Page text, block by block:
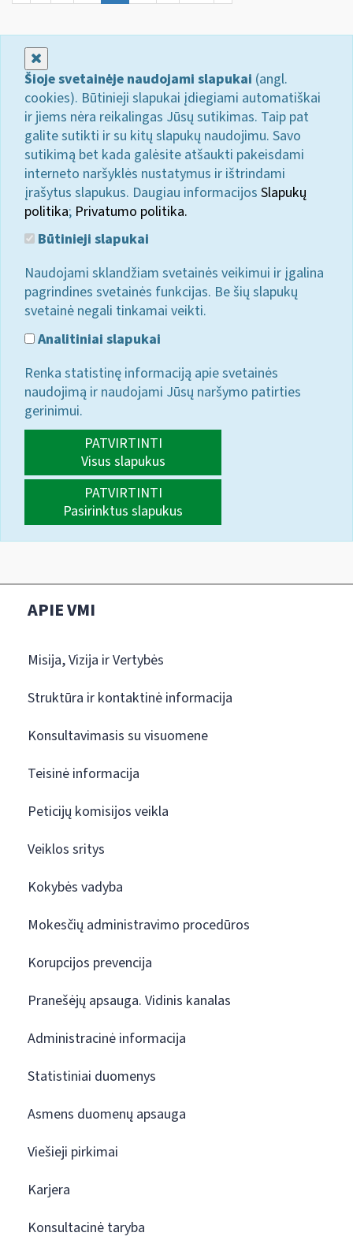
Šioje svetainėje naudojami slapukai (angl.
cookies). Būtinieji slapukai įdiegiami automatiškai
ir jiems nėra reikalingas Jūsų sutikimas. Taip pat
galite sutikti ir su kitų slapukų naudojimu. Savo
sutikimą bet kada galėsite atšaukti pakeisdami
interneto naršyklės nustatymus ir ištrindami
įrašytus slapukus. Daugiau informacijos Slapukų
politika; Privatumo politika.
Būtinieji slapukai
Naudojami sklandžiam svetainės veikimui ir įgalina
pagrindines svetainės funkcijas. Be šių slapukų
svetainė negali tinkamai veikti.
Analitiniai slapukai
Renka statistinę informaciją apie svetainės
naudojimą ir naudojami Jūsų naršymo patirties
gerinimui.
PATVIRTINTI
Visus slapukus
PATVIRTINTI
Pasirinktus slapukus
APIE VMI
Misija, Vizija ir Vertybės
Struktūra ir kontaktinė informacija
Konsultavimasis su visuomene
Teisinė informacija
Peticijų komisijos veikla
Veiklos sritys
Kokybės vadyba
Mokesčių administravimo procedūros
Korupcijos prevencija
Pranešėjų apsauga. Vidinis kanalas
Administracinė informacija
Statistiniai duomenys
Asmens duomenų apsauga
Viešieji pirkimai
Karjera
Konsultacinė taryba